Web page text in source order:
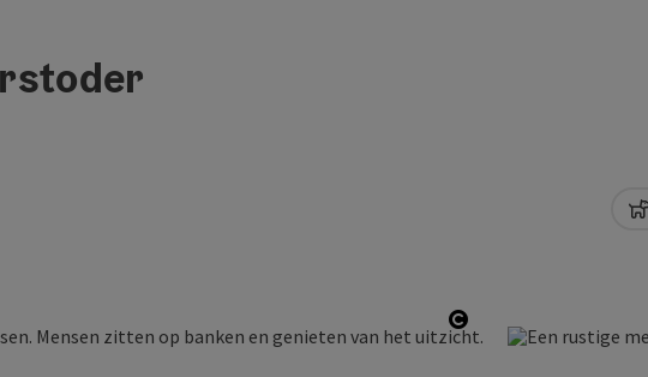
Start Copyright